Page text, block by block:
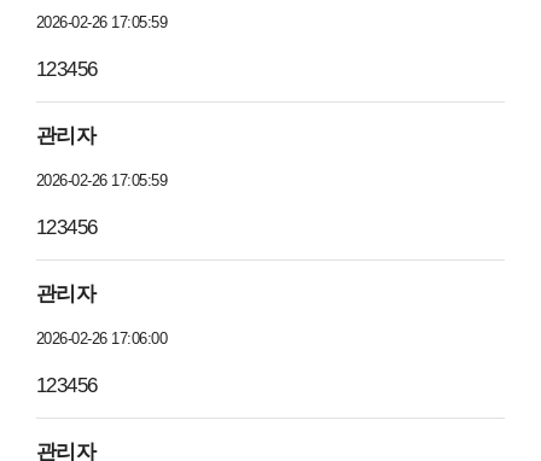
2026-02-26 17:05:59
123456
관리자
2026-02-26 17:05:59
123456
관리자
2026-02-26 17:06:00
123456
관리자